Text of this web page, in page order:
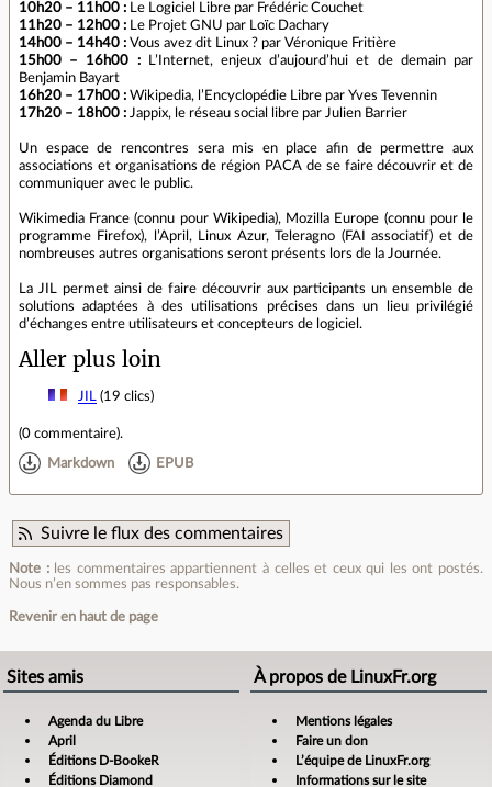
10h20 – 11h00 : Le Logiciel Libre par Frédéric Couchet
11h20 – 12h00 : Le Projet GNU par Loïc Dachary
14h00 – 14h40 : Vous avez dit Linux ? par Véronique Fritière
15h00 – 16h00 :L’Internet, enjeux d’aujourd’hui et de demain par
Benjamin Bayart
16h20 – 17h00 : Wikipedia, l’Encyclopédie Libre par Yves Tevennin
17h20 – 18h00 : Jappix, le réseau social libre par Julien Barrier
Un espace de rencontres sera mis en place afin de permettre aux
associations et organisations de région PACA de se faire découvrir et de
communiquer avec le public.
Wikimedia France (connu pour Wikipedia), Mozilla Europe (connu pour le
programme Firefox), l’April, Linux Azur, Teleragno (FAI associatif) et de
nombreuses autres organisations seront présents lors de la Journée.
La JIL permet ainsi de faire découvrir aux participants un ensemble de
solutions adaptées à des utilisations précises dans un lieu privilégié
d’échanges entre utilisateurs et concepteurs de logiciel.
Aller plus loin
JIL (19 clics)
(0 commentaire).
Markdown EPUB
Suivre le flux des commentaires
Note :les commentaires appartiennent à celles et ceux qui les ont postés.
Nous n’en sommes pas responsables.
Revenir en haut de page
Sites amis
Agenda du Libre
April
Éditions D-BookeR
Éditions Diamond
À propos de LinuxFr.org
Mentions légales
Faire un don
L’équipe de LinuxFr.org
Informations sur le site